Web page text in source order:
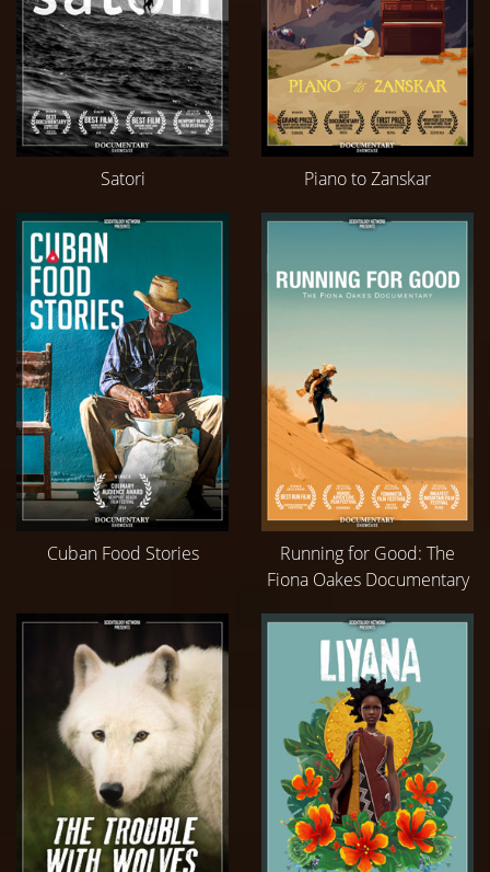
Satori Piano to Zanskar
Cuban Food Stories
Running for Good: The
Fiona Oakes Documentary